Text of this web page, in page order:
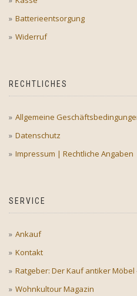
Batterieentsorgung
Widerruf
RECHTLICHES
Allgemeine
Datenschutz
Impressum | Rechtliche Angaben
SERVICE
Ankauf
Kontakt
Ratgeber: Der Kauf antiker
Wohnkultour Magazin